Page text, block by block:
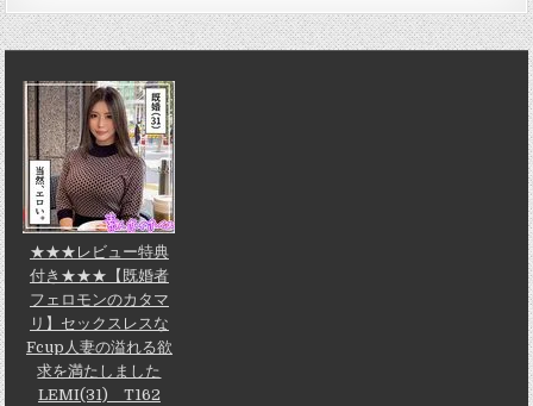
★★★レビュー特典
付き★★★【既婚者
フェロモンのカタマ
リ】セックスレスな
Fcup人妻の溢れる欲
求を満たしました
LEMI(31) T162